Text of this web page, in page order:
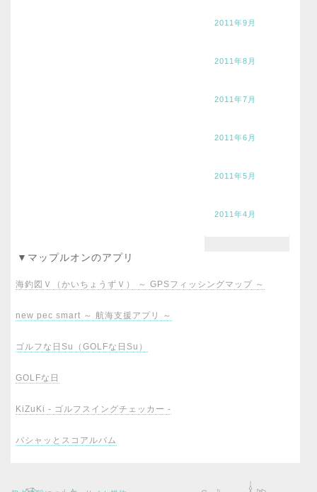
2011年9月
2011年8月
2011年7月
2011年6月
2011年5月
2011年4月
▼マップルオンのアプリ
海釣図Ｖ（かいちょうずＶ） ～ GPSフィッシングマップ ～
new pec smart ～ 航海支援アプリ ～
ゴルフな日Su（GOLFな日Su）
GOLFな日
KiZuKi - ゴルフスイングチェッカー -
パシャッとスコアルバム